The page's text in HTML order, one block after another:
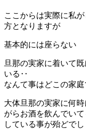
ここからは実際に私
方となりますが
基本的には座らない
旦那の実家に着いて
いる‥
なんて事はどこの家
大体旦那の実家に何
がらお酒を飲んでい
している事が殆どでし